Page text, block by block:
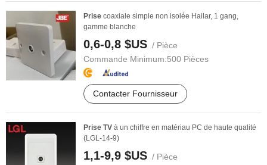
Prise coaxiale simple non isolée Hailar, 1 gang,
gamme blanche
0,6-0,8 $US / Pièce
Commande Minimum:500 Pièces
Contacter Fournisseur
Prise TV à un chiffre en matériau PC de haute qualité
(LGL-14-9)
1,1-9,9 $US / Pièce